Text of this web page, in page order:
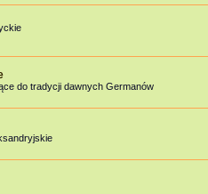
do tradycji dawnych Germanów